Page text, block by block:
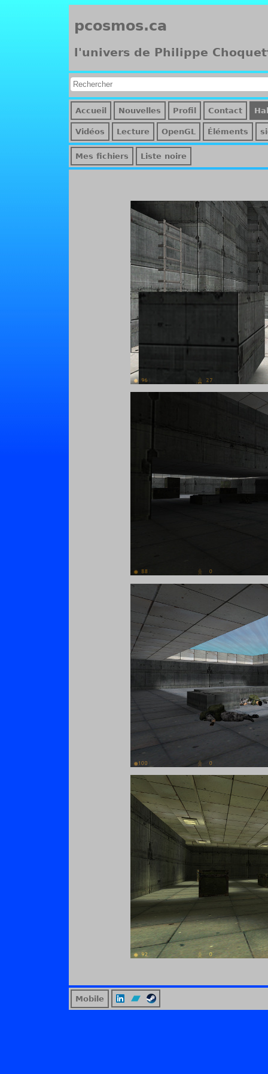
pcosmos.ca
l'univers de Philippe
Accueil Nouvelles Profil Contact
Vidéos Lecture OpenGL Éléments
Mes fichiers Liste noire
Mobile